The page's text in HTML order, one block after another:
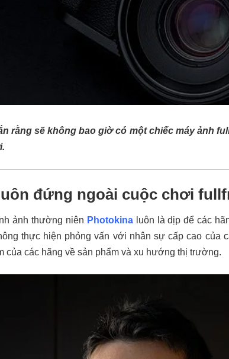
rằng sẽ không bao giờ có một chiếc máy ảnh
đứng ngoài cuộc chơi
ảnh thường niên Photokinaluôn là dịp để các
thực hiện phỏng vấn với nhân sự cấp cao của
của các hãng về sản phẩm và xu hướng thị trường.